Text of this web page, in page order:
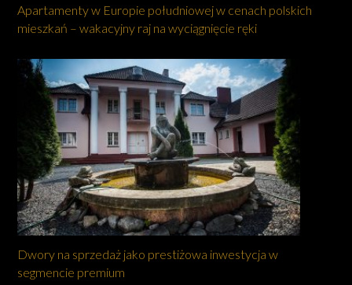
Apartamenty w Europie południowej w cenach polskich
mieszkań – wakacyjny raj na wyciągnięcie ręki
Dwory na sprzedaż jako prestiżowa inwestycja w
segmencie premium